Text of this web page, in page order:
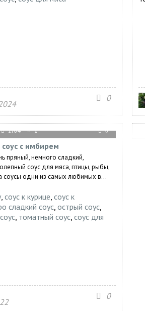
0
1764 1 0
с имбирем
пряный, немного сладкий,
соус для мяса, птицы, рыбы,
соусы одни из самых любимых в...
, соус к курице, соус к
сладкий соус, острый соус,
, томатный соус, соус для
0